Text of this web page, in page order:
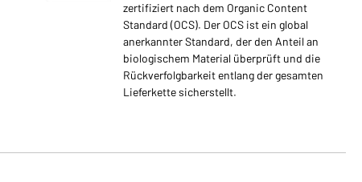
zertifiziert nach dem Organic Content
Standard (OCS). Der OCS ist ein global
anerkannter Standard, der den Anteil an
biologischem Material überprüft und die
Rückverfolgbarkeit entlang der gesamten
Lieferkette sicherstellt.